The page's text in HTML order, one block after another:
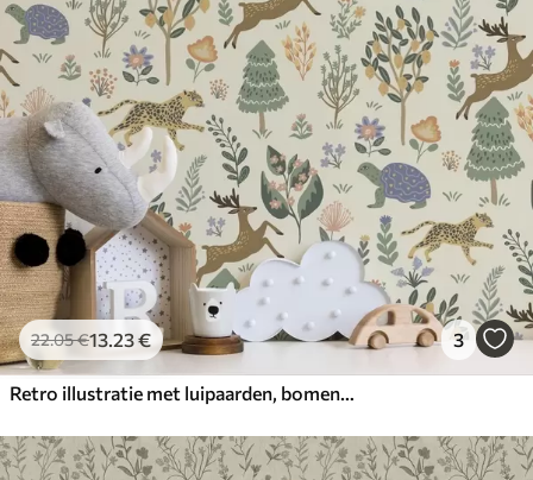
22.05€13.23€ 3
Retro illustratie met luipaarden, bomen en herten